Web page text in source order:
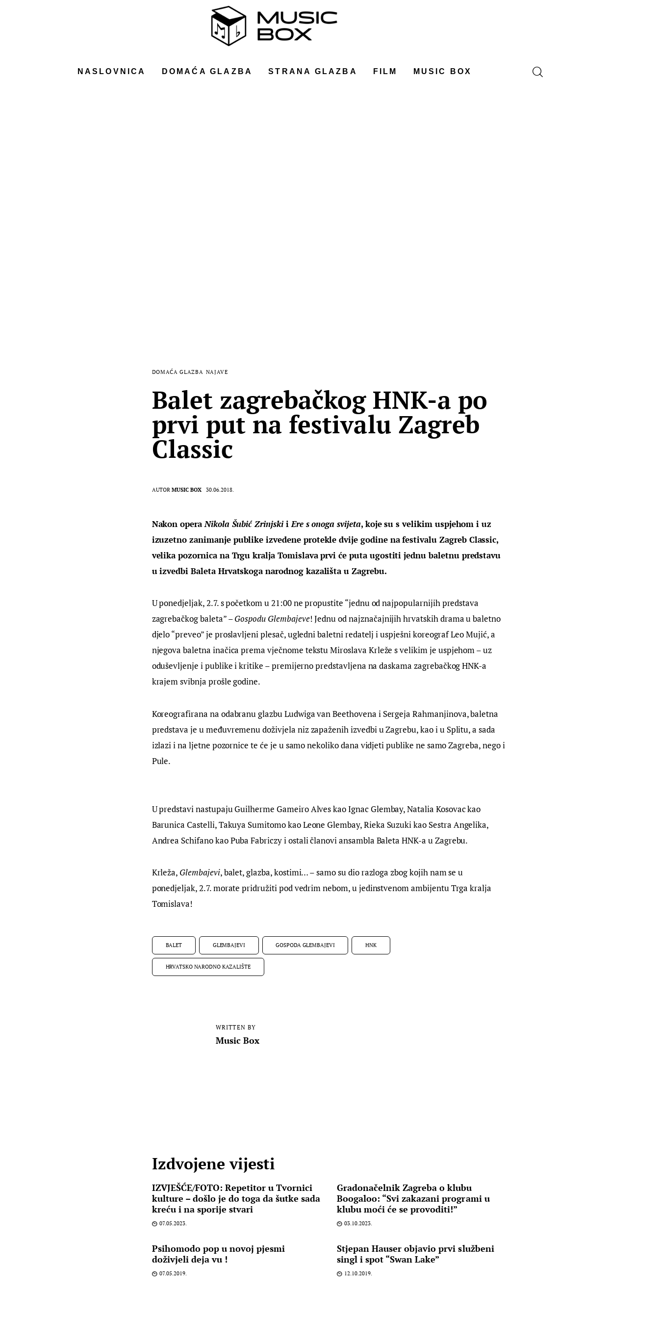
NASLOVNICA DOMAĆA GLAZBA STRANA GLAZBA FILM MUSIC BOX
DOMAĆA GLAZBA NAJAVE
Balet zagrebačkog HNK-a po
prvi put na festivalu Zagreb
Classic
AUTOR MUSIC BOX 30.06.2018.
Nakon opera Nikola Šubić Zrinjski i Ere s onoga svijeta, koje su s velikim uspjehom i uz
izuzetno zanimanje publike izvedene protekle dvije godine na festivalu Zagreb Classic,
velika pozornica na Trgu kralja Tomislava prvi će puta ugostiti jednu baletnu predstavu
u izvedbi Baleta Hrvatskoga narodnog kazališta u Zagrebu.
U ponedjeljak, 2.7. s početkom u 21:00 ne propustite “jednu od najpopularnijih predstava
zagrebačkog baleta” – Gospodu Glembajeve! Jednu od najznačajnijih hrvatskih drama u baletno
djelo “preveo” je proslavljeni plesač, ugledni baletni redatelj i uspješni koreograf Leo Mujić, a
njegova baletna inačica prema vječnome tekstu Miroslava Krleže s velikim je uspjehom – uz
oduševljenje i publike i kritike – premijerno predstavljena na daskama zagrebačkog HNK-a
krajem svibnja prošle godine.
Koreografirana na odabranu glazbu Ludwiga van Beethovena i Sergeja Rahmanjinova, baletna
predstava je u međuvremenu doživjela niz zapaženih izvedbi u Zagrebu, kao i u Splitu, a sada
izlazi i na ljetne pozornice te će je u samo nekoliko dana vidjeti publike ne samo Zagreba, nego i
Pule.
U predstavi nastupaju Guilherme Gameiro Alves kao Ignac Glembay, Natalia Kosovac kao
Barunica Castelli, Takuya Sumitomo kao Leone Glembay, Rieka Suzuki kao Sestra Angelika,
Andrea Schifano kao Puba Fabriczy i ostali članovi ansambla Baleta HNK-a u Zagrebu.
Krleža, Glembajevi, balet, glazba, kostimi… – samo su dio razloga zbog kojih nam se u
ponedjeljak, 2.7. morate pridružiti pod vedrim nebom, u jedinstvenom ambijentu Trga kralja
Tomislava!
BALET GLEMBAJEVI GOSPODA GLEMBAJEVI HNK
HRVATSKO NARODNO KAZALIŠTE
WRITTEN BY
Music Box
Izdvojene vijesti
IZVJEŠĆE/FOTO: Repetitor u Tvornici
kulture – došlo je do toga da šutke sada
kreću i na sporije stvari
07.05.2023.
Gradonačelnik Zagreba o klubu
Boogaloo: “Svi zakazani programi u
klubu moći će se provoditi!”
03.10.2023.
Psihomodo pop u novoj pjesmi
doživjeli deja vu !
07.05.2019.
Stjepan Hauser objavio prvi službeni
singl i spot “Swan Lake”
12.10.2019.